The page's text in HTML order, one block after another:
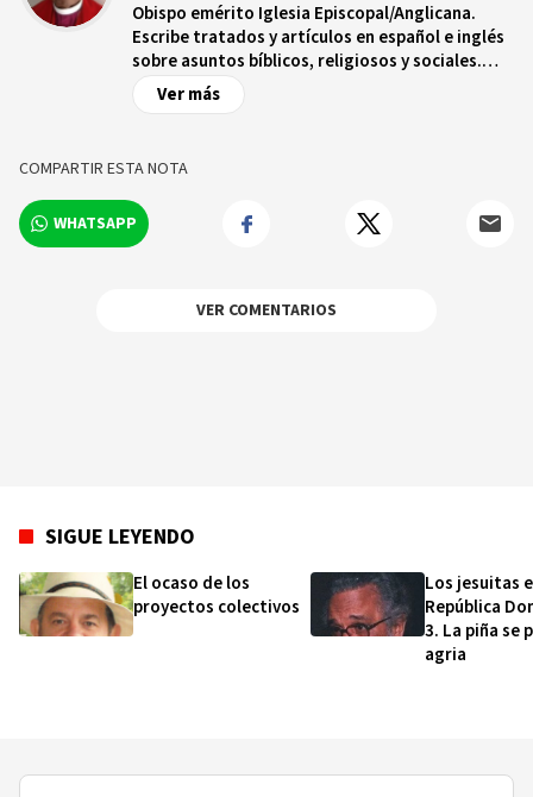
Obispo emérito Iglesia Episcopal/Anglicana.
Escribe tratados y artículos en español e inglés
sobre asuntos bíblicos, religiosos y sociales.
Tiene maestría y doctorado en Teología
Cristiana. Enseña en el Centro de Estudios
Ver más
COMPARTIR ESTA NOTA
WHATSAPP
VER COMENTARIOS
SIGUE LEYENDO
El ocaso de los
proyectos colectivos
Los jesuitas
República
3. La piña se
agria